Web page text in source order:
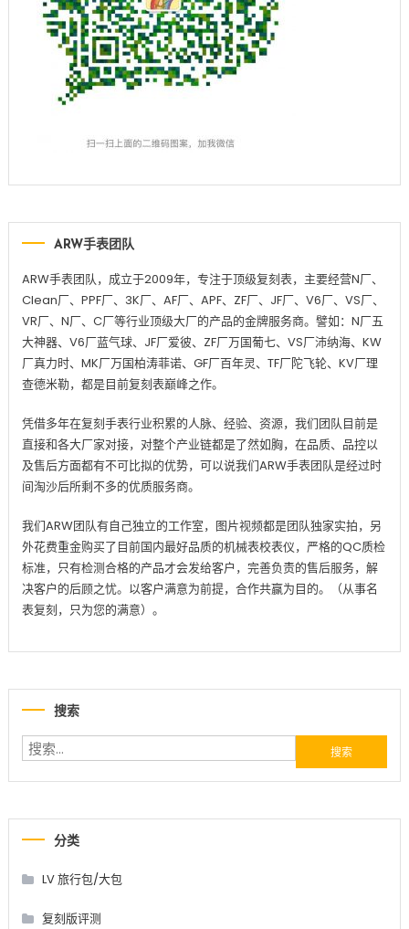
ARW手表团队
ARW手表团队，成立于2009年，专注于顶级复刻表，主要经营N厂、
Clean厂、PPF厂、3K厂、AF厂、APF、ZF厂、JF厂、V6厂、VS厂、
VR厂、N厂、C厂等行业顶级大厂的产品的金牌服务商。譬如：N厂五
大神器、V6厂蓝气球、JF厂爱彼、ZF厂万国葡七、VS厂沛纳海、KW
厂真力时、MK厂万国柏涛菲诺、GF厂百年灵、TF厂陀飞轮、KV厂理
查德米勒，都是目前复刻表巅峰之作。
凭借多年在复刻手表行业积累的人脉、经验、资源，我们团队目前是
直接和各大厂家对接，对整个产业链都是了然如胸，在品质、品控以
及售后方面都有不可比拟的优势，可以说我们ARW手表团队是经过时
间淘沙后所剩不多的优质服务商。
我们ARW团队有自己独立的工作室，图片视频都是团队独家实拍，另
外花费重金购买了目前国内最好品质的机械表校表仪，严格的QC质检
标准，只有检测合格的产品才会发给客户，完善负责的售后服务，解
决客户的后顾之忧。以客户满意为前提，合作共赢为目的。（从事名
表复刻，只为您的满意）。
搜索
搜索：
分类
LV 旅行包/大包
复刻版评测